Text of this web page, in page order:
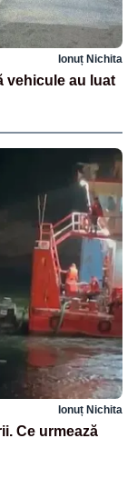
Ionuț Nichita
vehicule au luat
Ionuț Nichita
Ce urmează